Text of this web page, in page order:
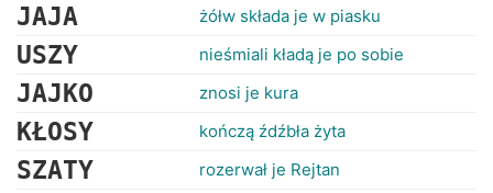
JAJA żółw składa je w piasku
USZY nieśmiali kładą je po sobie
JAJKO znosi je kura
KŁOSY kończą źdźbła żyta
SZATY rozerwał je Rejtan